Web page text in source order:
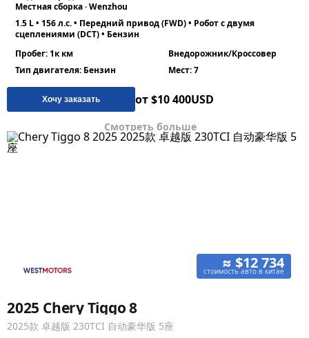
Местная сборка · Wenzhou
1.5 L • 156 л.с. • Передний привод (FWD) • Робот с двумя
сцеплениями (DCT) • Бензин
Пробег: 1к км
Внедорожник/Кроссовер
Тип двигателя: Бензин
Мест: 7
Хочу заказать от $10 400USD
Смотреть больше
≈ $12 734
стоимость авто в китае
2025 Chery Tiggo 8
2025款 卓越版 230TCI 自动豪华版 5座